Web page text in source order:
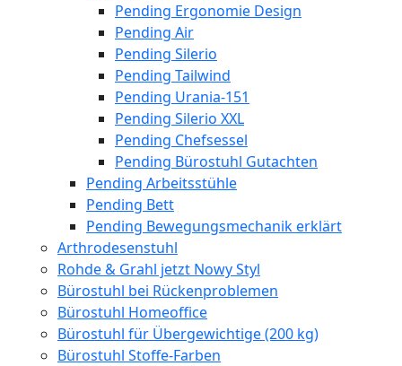
Pending Ergonomie Design
Pending Air
Pending Silerio
Pending Tailwind
Pending Urania-151
Pending Silerio XXL
Pending Chefsessel
Pending Bürostuhl Gutachten
Pending Arbeitsstühle
Pending Bett
Pending Bewegungsmechanik erklärt
Arthrodesenstuhl
Rohde & Grahl jetzt Nowy Styl
Bürostuhl bei Rückenproblemen
Bürostuhl Homeoffice
Bürostuhl für Übergewichtige (200 kg)
Bürostuhl Stoffe-Farben